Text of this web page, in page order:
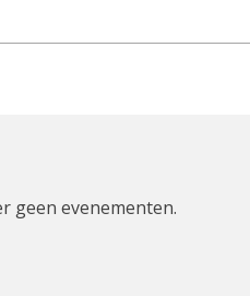
geen evenementen.